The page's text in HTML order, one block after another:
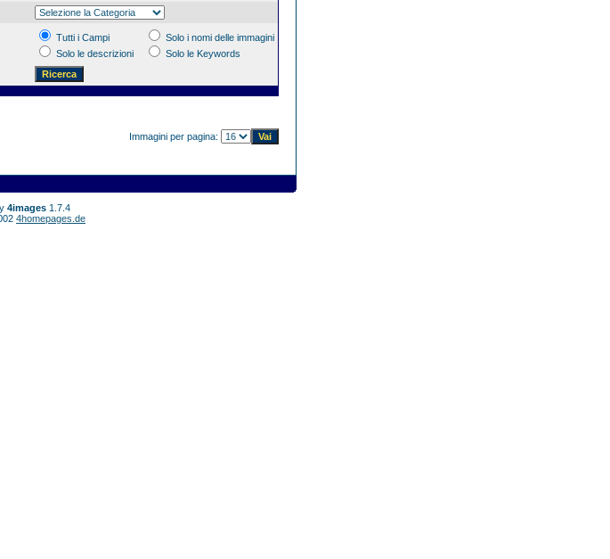
Tutti i Campi
Solo i nomi delle immagini
Solo le descrizioni
Solo le Keywords
Immagini per pagina:
4images 1.7.4
4homepages.de